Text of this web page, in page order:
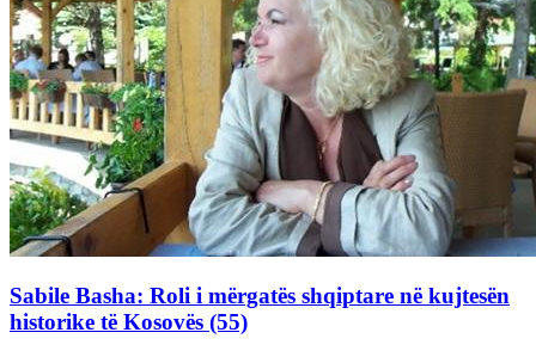
Sabile Basha: Roli i mërgatës shqiptare në kujtesën
historike të Kosovës (55)